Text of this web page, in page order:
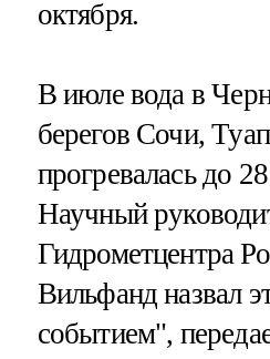
октября.
В июле вода в
берегов Сочи,
прогревалась до
Научный
Гидрометцентра
Вильфанд назвал
событием",